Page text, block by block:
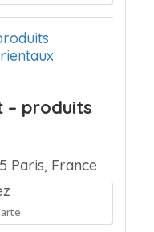
– produits
Paris, France